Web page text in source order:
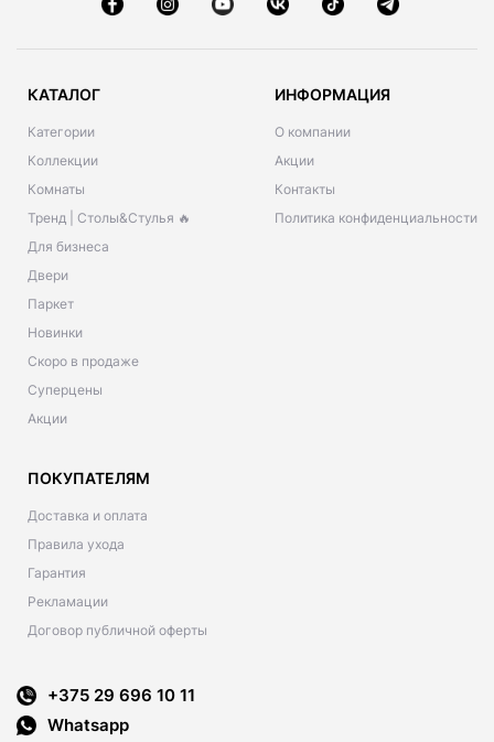
КАТАЛОГ
Категории
Коллекции
Комнаты
Тренд | Столы&Стулья 🔥
Для бизнеса
Двери
Паркет
Новинки
Скоро в продаже
Суперцены
Акции
ИНФОРМАЦИЯ
О компании
Акции
Контакты
Политика конфиденциальности
ПОКУПАТЕЛЯМ
Доставка и оплата
Правила ухода
Гарантия
Рекламации
Договор публичной оферты
+375 29 696 10 11
Whatsapp